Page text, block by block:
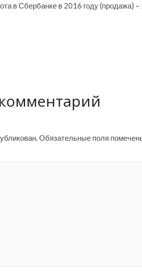
в Сбербанке в 2016 году (продажа)
Обязательные поля